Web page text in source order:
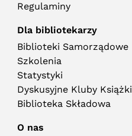
Regulaminy
Dla bibliotekarzy
Biblioteki Samorządowe
Szkolenia
Statystyki
Dyskusyjne Kluby Książki
Biblioteka Składowa
O nas